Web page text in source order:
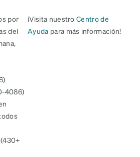
por
del
4086)
¡Visita nuestroCentro de
Ayuda para más información!